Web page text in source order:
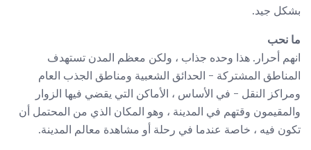
بشكل جيد.
ما نحب
انهم أحرار. هذا وحده جذاب ، ولكن معظم المدن تستهدف
المناطق المشتركة - الحدائق الشعبية ومناطق الجذب العام
ومراكز النقل - في الأساس ، الأماكن التي يقضي فيها الزوار
والمقيمون وقتهم في المدينة ، وهو المكان الذي من المحتمل أن
تكون فيه ، خاصة عندما في رحلة أو مشاهدة معالم المدينة.